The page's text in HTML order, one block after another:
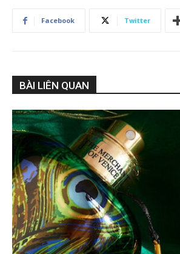
Facebook Twitter
BÀI LIÊN QUAN